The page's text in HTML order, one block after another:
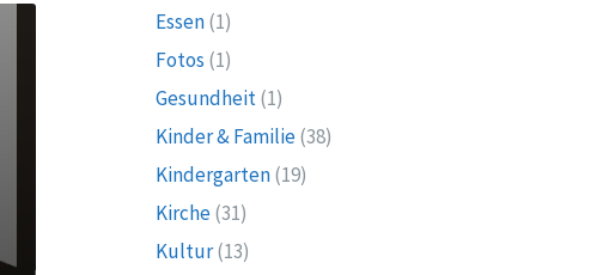
Essen(1)
Fotos (1)
Gesundheit(1)
Kinder & Familie(38)
Kindergarten(19)
Kirche(31)
Kultur(13)